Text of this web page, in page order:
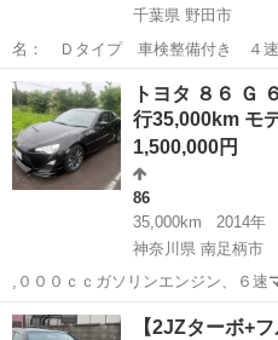
千葉県 野田市
名： Ｄタイプ 車検整備付き ４速
３０キロ マットブ…
千葉 野田市 その他
トヨタ ８６ Ｇ
行35,000km モ
1,500,000円
86
35,000km
2014年
神奈川県 南足柄市
,０００ｃｃガソリンエンジン、６速
離は約３…
神奈川 南足柄市 86
【2JZターボ+